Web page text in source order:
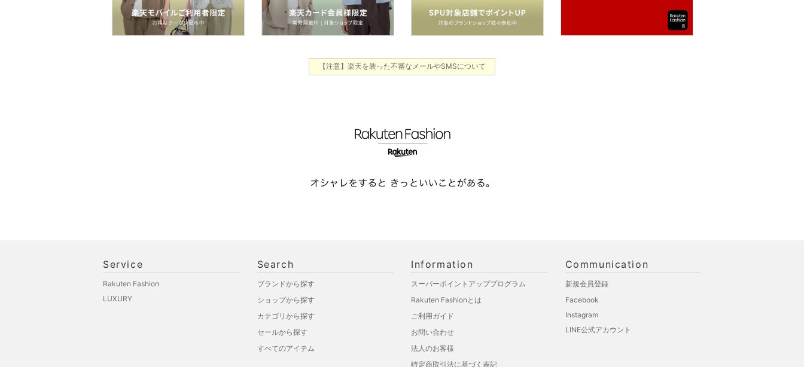
【注意】楽天を装った不審なメールやSMSについて
Service
Rakuten Fashion
LUXURY
Search
ブランドから探す
ショップから探す
カテゴリから探す
セールから探す
すべてのアイテム
Information
スーパーポイントアッププログラム
Rakuten Fashionとは
ご利用ガイド
お問い合わせ
法人のお客様
特定商取引法に基づく表記
Communication
新規会員登録
Facebook
Instagram
LINE公式アカウント